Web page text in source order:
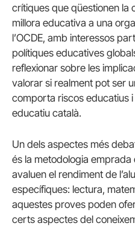
crítiques que qüestionen la
millora educativa a una
l’OCDE, amb interessos
polítiques educatives
reflexionar sobre les
valorar si realment pot ser
comporta riscos educatius
educatiu català.
Un dels aspectes més
és la metodologia emprada
avaluen el rendiment de
específiques: lectura,
aquestes proves poden
certs aspectes del